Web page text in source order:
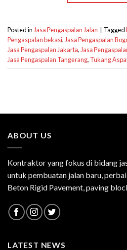
Posted in Jasa Pengaspalan Jalan Tagged
Pengaspalan bekasi, Jasa Pengaspalan
Jasa Pengaspalan Jakarta, Jasa
Jasa Pengaspalan Tangerang, Tukang
ABOUT US
Kontraktor yang fokus di bidang
untuk pembuatan jalan baru,
Beton Rigid Pavement, paving
LATEST NEWS